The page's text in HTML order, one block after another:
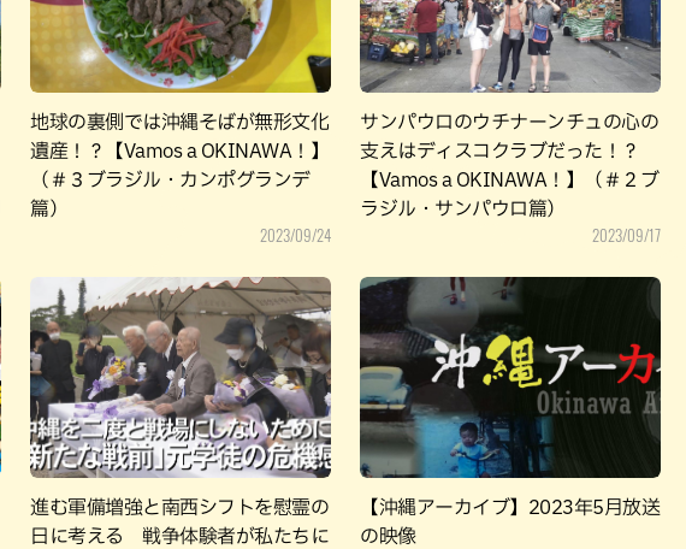
ハンバーガー タコス・タコライス
地球の裏側では沖縄そばが無形文化
遺産！？【Vamos a OKINAWA！】
（＃３ブラジル・カンポグランデ
篇）
2023/09/24
サンパウロのウチナーンチュの心の
支えはディスコクラブだった！？
【Vamos a OKINAWA！】（＃２ブ
ラジル・サンパウロ篇）
2023/09/17
進む軍備増強と南西シフトを慰霊の
日に考える 戦争体験者が私たちに
【沖縄アーカイブ】2023年5月放送
の映像